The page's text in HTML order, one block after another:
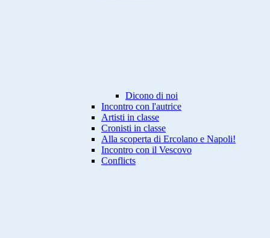
Dicono di noi
Incontro con l'autrice
Artisti in classe
Cronisti in classe
Alla scoperta di Ercolano e Napoli!
Incontro con il Vescovo
Conflicts